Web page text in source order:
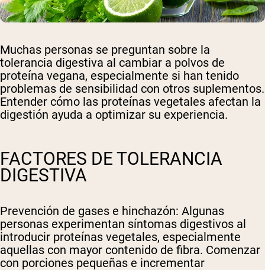
Muchas personas se preguntan sobre la
tolerancia digestiva al cambiar a polvos de
proteína vegana, especialmente si han tenido
problemas de sensibilidad con otros suplementos.
Entender cómo las proteínas vegetales afectan la
digestión ayuda a optimizar su experiencia.
FACTORES DE TOLERANCIA
DIGESTIVA
Prevención de gases e hinchazón: Algunas
personas experimentan síntomas digestivos al
introducir proteínas vegetales, especialmente
aquellas con mayor contenido de fibra. Comenzar
con porciones pequeñas e incrementar